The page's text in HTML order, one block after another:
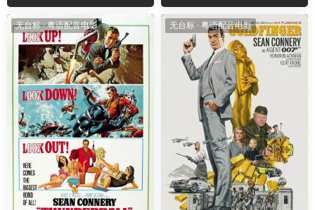
夜总会 皇家夜总会 Casino Ro
yale
谷 You Only Live Twice
无台标·粤语配音电影 无台标 · 粤语配音电影